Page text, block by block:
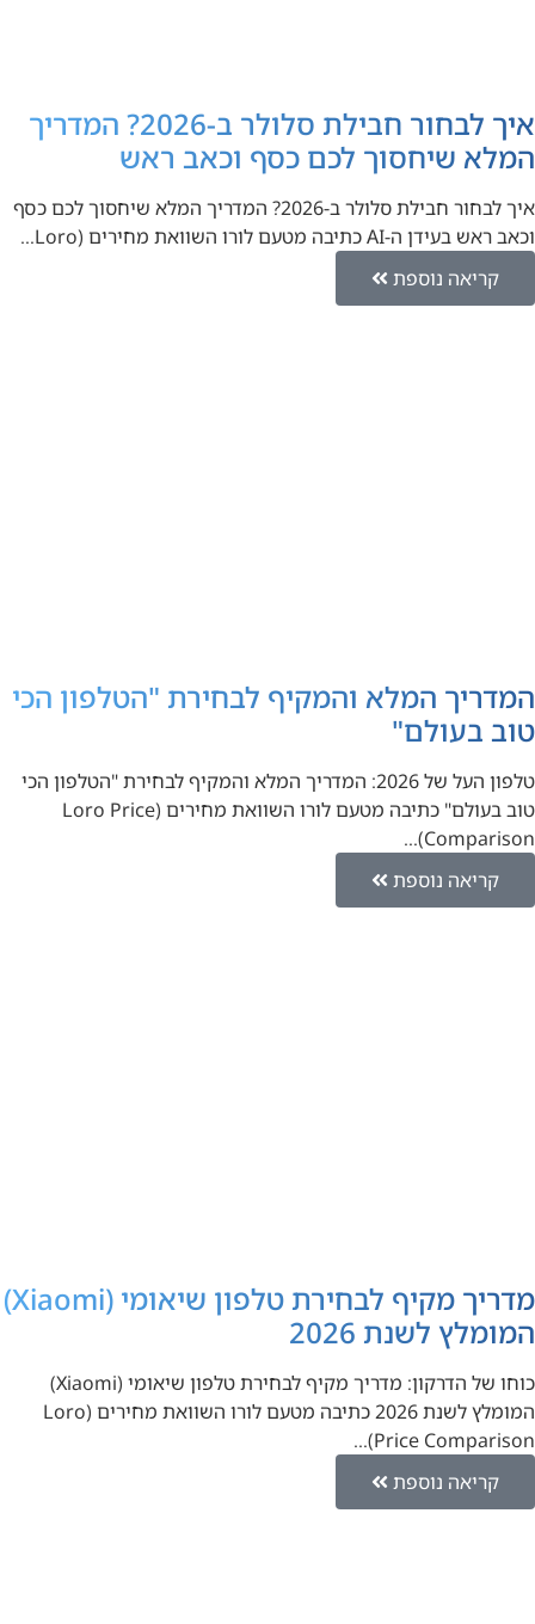
איך לבחור חבילת סלולר ב-2026? המדריך
המלא שיחסוך לכם כסף וכאב ראש
איך לבחור חבילת סלולר ב-2026? המדריך המלא שיחסוך לכם כסף
וכאב ראש בעידן ה-AI כתיבה מטעם לורו השוואת מחירים (Loro…
קריאה נוספת
המדריך המלא והמקיף לבחירת "הטלפון הכי
טוב בעולם"
טלפון העל של 2026: המדריך המלא והמקיף לבחירת "הטלפון הכי
טוב בעולם" כתיבה מטעם לורו השוואת מחירים (Loro Price
Comparison)…
קריאה נוספת
מדריך מקיף לבחירת טלפון שיאומי (Xiaomi)
המומלץ לשנת 2026
כוחו של הדרקון: מדריך מקיף לבחירת טלפון שיאומי (Xiaomi)
המומלץ לשנת 2026 כתיבה מטעם לורו השוואת מחירים (Loro
Price Comparison)…
קריאה נוספת